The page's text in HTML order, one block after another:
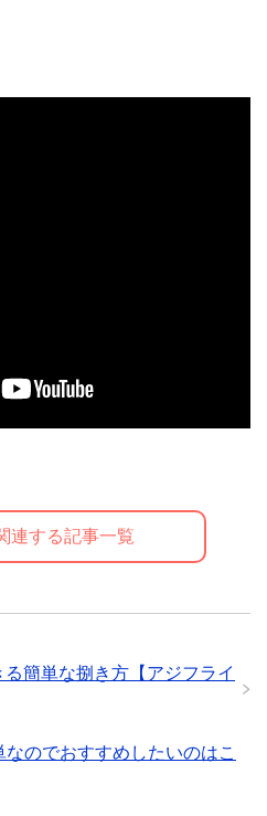
連する記事一覧
簡単な捌き方【アジフライ
のでおすすめしたいのはこ